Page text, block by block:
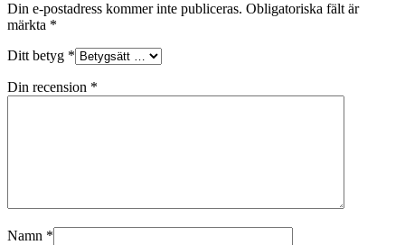
Din e-postadress kommer inte publiceras. Obligatoriska fält är
märkta *
Ditt betyg *
Din recension *
Namn *